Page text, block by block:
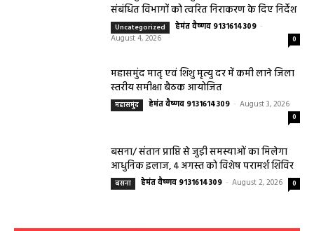
हेल्थ प्लस हेमंत वैष्णव 9131614309 - August 6, 2026
संबंधित विभागों को त्वरित निराकरण के दिए निर्देश
Uncategorized हेमंत वैष्णव 9131614309
August 4, 2026
महासमुंद मातृ एवं शिशु मृत्यु दर में कमी लाने जिला
स्तरीय समीक्षा बैठक आयोजित
महासमुंद हेमंत वैष्णव 9131614309 - August 3, 2026
0